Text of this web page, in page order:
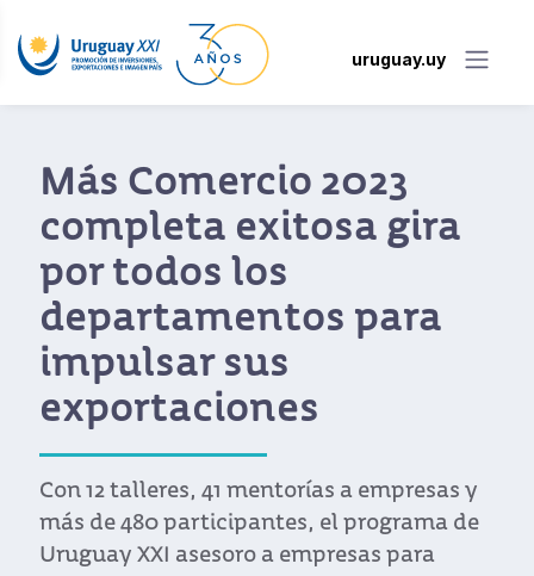
uruguay.uy
Uruguay y China
fortalecen lazos
diplomáticos y
comerciales
El presidente uruguayo, Luis Lacalle Pou,
concluyó su misión oficial en China,
nivel con la firma de la Asociación
Estratégica Integral y la aceleración de la
construcción de una Asociación de Libre